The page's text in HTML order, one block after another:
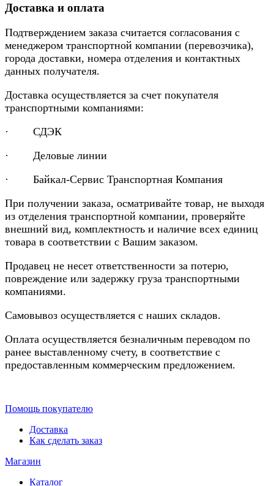
Доставка и оплата
Подтверждением заказа считается согласования с
менеджером транспортной компании (перевозчика),
города доставки, номера отделения и контактных
данных получателя.
Доставка осуществляется за счет покупателя
транспортными компаниями:
· СДЭК
· Деловые линии
· Байкал-Сервис Транспортная Компания
При получении заказа, осматривайте товар, не выходя
из отделения транспортной компании, проверяйте
внешний вид, комплектность и наличие всех единиц
товара в соответствии с Вашим заказом.
Продавец не несет ответственности за потерю,
повреждение или задержку груза транспортными
компаниями.
Самовывоз осуществляется с наших складов.
Оплата осуществляется безналичным переводом по
ранее выставленному счету, в соответствие с
предоставленным коммерческим предложением.
Помощь покупателю
Доставка
Как сделать заказ
Магазин
Каталог